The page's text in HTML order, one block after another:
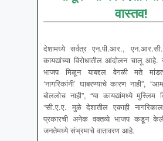
वास्तव!
देशामध्ये सर्वत्र एन.पी.आर.,
कायद्यांच्या विरोधातील आंदोलन चालू आहे.
भाजप मिळून याबद्दल वेगळी मते
‘नागरिकांनी’ घाबरण्याचे कारण नाही”,
बोललोच नाही”, “या कायद्यांमध्ये मुस्लिम
“सी.ए.ए. मुळे देशातील एकाही
प्रकारची अनेक वक्तव्ये भाजप कडून
जनतेमध्ये संभ्रमाचे वातावरण आहे.